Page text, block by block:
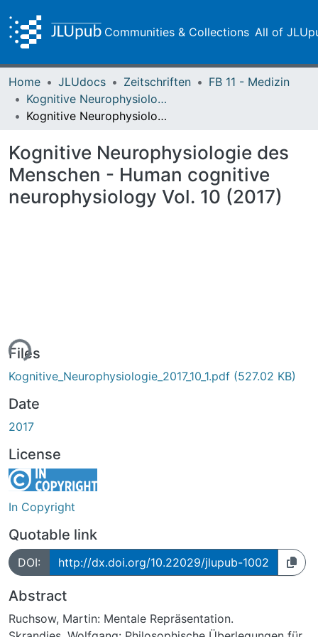
Communities & Collections All of
Home JLUdocs Zeitschriften
FB 11 - Medizin
Kognitive Neurophysiologie des Menschen
Kognitive Neurophysiologie des Menschen - Human cognitive neurophysiology Vol. 10 (2017)
Kognitive Neurophysiologie des
Menschen - Human cognitive
neurophysiology Vol. 10 (2017)
Files
Kognitive_Neurophysiologie_2017_10_1.pdf (527.02 KB)
Date
2017
License
In Copyright
Quotable link
DOI: http://dx.doi.org/10.22029/jlupub-1002
Abstract
Ruchsow, Martin: Mentale Repräsentation.